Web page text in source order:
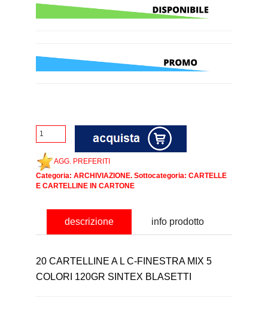
AGG. PREFERITI
Categoria: ARCHIVIAZIONE. Sottocategoria: CARTELLE
E CARTELLINE IN CARTONE
descrizione info prodotto
20 CARTELLINE A L C-FINESTRA MIX 5
COLORI 120GR SINTEX BLASETTI